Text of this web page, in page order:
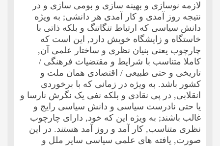
لازمه نوسازى و بهینه سازى و بومى سازى و در
نتیجه روز آمدى و کار آمدى هر دانشى; به ویژه
دانش سیاسى که ارتباط تنگاتنگ و بلکه ذاتى با
خاستگاه و زایشگاه خویش دارد, این است که
چارچوب یعنى بنیان نظرى و ساختار علمى آن,
کاملا متناسب با شرایط و مقتضیات فرهنگى /
تاریخى و حتى طبیعى / اقتصادى همان ملت و
کشور باشد. به ویژه در زمانى که با برخوردى
انقلابى, در پى نقادى و بلکه نفى یک نگرش نارسا و
یا حتى نادرست سیاسى و دانش سیاسى رایج و
غالب باشند; به ویژه این که خود, داراى چارچوب
نظرى متناسب, کار آمد و روز آمد هستند. در این
صورت, یافته هاى علمى سیاسى سایر ملل و